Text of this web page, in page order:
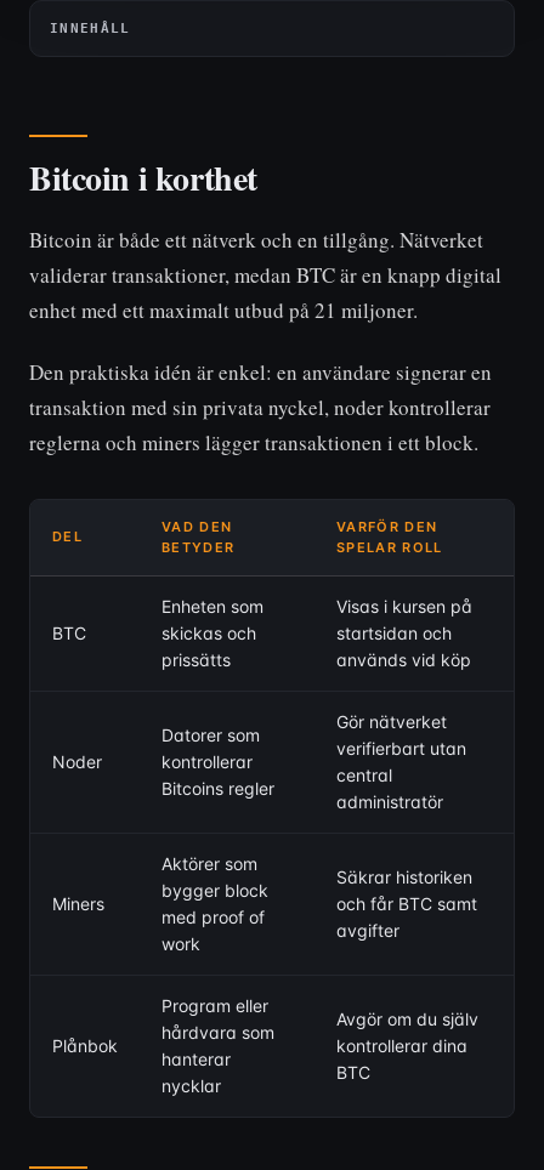
INNEHÅLL
Bitcoin i korthet
Bitcoin är både ett nätverk och en tillgång. Nätverket
validerar transaktioner, medan BTC är en knapp digital
enhet med ett maximalt utbud på 21 miljoner.
Den praktiska idén är enkel: en användare signerar en
transaktion med sin privata nyckel, noder kontrollerar
reglerna och miners lägger transaktionen i ett block.
DEL
VAD DEN
BETYDER
VARFÖR DEN
SPELAR ROLL
BTC
Enheten som
skickas och
prissätts
Visas i kursen på
startsidan och
används vid köp
Noder
Datorer som
kontrollerar
Bitcoins regler
Gör nätverket
verifierbart utan
central
administratör
Miners
Aktörer som
bygger block
med proof of
work
Säkrar historiken
och får BTC samt
avgifter
Plånbok
Program eller
hårdvara som
hanterar
nycklar
Avgör om du själv
kontrollerar dina
BTC